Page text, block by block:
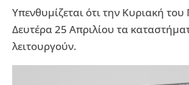
Υπενθυμίζεται ότι την Κυριακή
Δευτέρα 25 Απριλίου τα
λειτουργούν.